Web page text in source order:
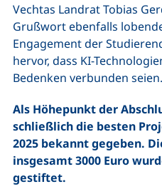
Vechtas Landrat Tobias
Grußwort ebenfalls
Engagement der
hervor, dass KI-
Bedenken verbunden seien.
Als Höhepunkt der
schließlich die besten
2025 bekannt gegeben.
insgesamt 3000 Euro
gestiftet.